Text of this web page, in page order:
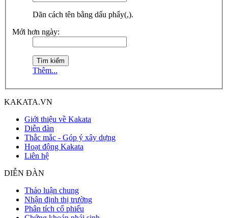
Dãn cách tên bằng dấu phẩy(,).
Mới hơn ngày:
Thêm...
KAKATA.VN
Giới thiệu về Kakata
Diễn đàn
Thắc mắc - Góp ý xây dựng
Hoạt động Kakata
Liên hệ
DIỄN ĐÀN
Thảo luận chung
Nhận định thị trường
Phân tích cổ phiếu